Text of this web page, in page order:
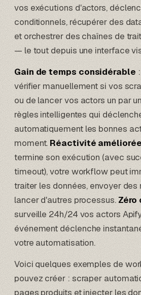
vos exécutions d'actors,
conditionnels, récupérer des
et orchestrer des chaînes de
— le tout depuis une interface
Gain de temps considérable
vérifier manuellement si vos
ou de lancer vos actors un par
règles intelligentes qui
automatiquement les bonnes
moment. Réactivité améliorée
termine son exécution (avec
timeout), votre workflow peut
traiter les données, envoyer des
lancer d'autres processus. Zéro
surveille 24h/24 vos actors
événement déclenche
votre automatisation.
Voici quelques exemples de
pouvez créer : scraper
pages produits et injecter les